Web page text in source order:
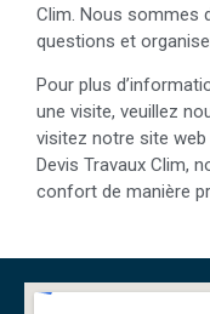
Clim. Nous sommes
questions et
Pour plus
une visite, veuillez
visitez notre site web
Devis Travaux Clim,
confort de manière